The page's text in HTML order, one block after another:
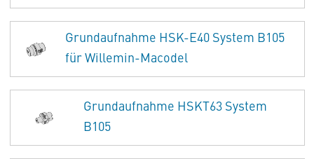
Grundaufnahme HSK-E40 System B105
für Willemin-Macodel
Grundaufnahme HSKT63 System
B105